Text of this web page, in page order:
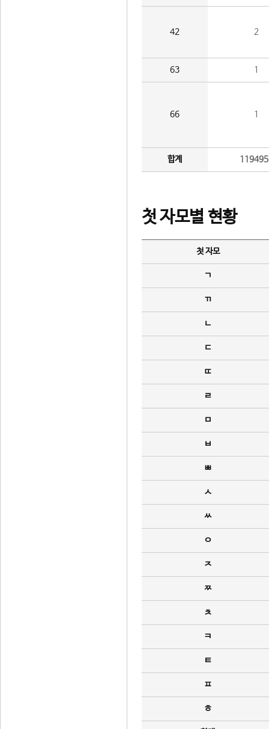
42 2
63 1
66 1
합계
첫 자모별 현황
첫 자모
ㄱ
ㄲ
ㄴ
ㄷ
ㄸ
ㄹ
ㅁ
ㅂ
ㅃ
ㅅ
ㅆ
ㅇ
ㅈ
ㅉ
ㅊ
ㅋ
ㅌ
ㅍ
ㅎ